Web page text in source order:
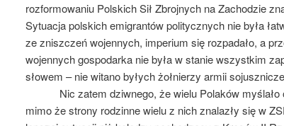
rozformowaniu Polskich Sił Zbrojnych na Zachodzie
Sytuacja polskich emigrantów politycznych nie była
ze zniszczeń wojennych, imperium się rozpadało, a
wojennych gospodarka nie była w stanie wszystkim
słowem – nie witano byłych żołnierzy armii
Nic zatem dziwnego, że wielu Polaków myślało
mimo że strony rodzinne wielu z nich znalazły się w